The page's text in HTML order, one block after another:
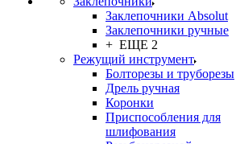
Заклепочники Absolut
Заклепочники ручные
+ ЕЩЕ 2
Режущий инструмент
Болторезы и труборезы
Дрель ручная
Коронки
Приспособления для
шлифования